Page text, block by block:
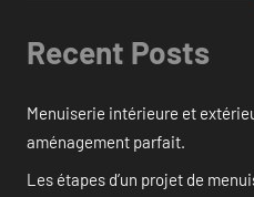
Recent Posts
Menuiserie intérieure et
aménagement parfait.
Les étapes d’un projet de